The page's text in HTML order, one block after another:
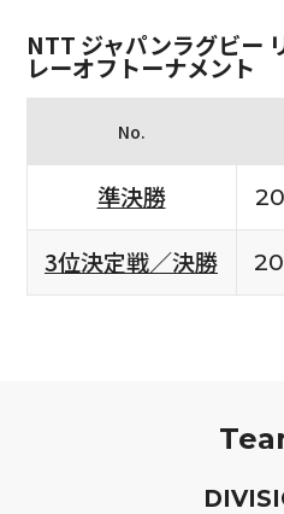
NTT ジャパンラグビー
レーオフトーナメント
No.
準決勝
3位決定戦／決勝
D